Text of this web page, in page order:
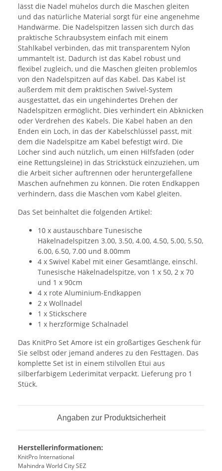
lässt die Nadel mühelos durch die Maschen gleiten
und das natürliche Material sorgt für eine angenehme
Handwärme. Die Nadelspitzen lassen sich durch das
praktische Schraubsystem einfach mit einem
Stahlkabel verbinden, das mit transparentem Nylon
ummantelt ist. Dadurch ist das Kabel robust und
flexibel zugleich, und die Maschen gleiten problemlos
von den Nadelspitzen auf das Kabel. Das Kabel ist
außerdem mit dem praktischen Swivel-System
ausgestattet, das ein ungehindertes Drehen der
Nadelspitzen ermöglicht. Dies verhindert ein Abknicken
oder Verdrehen des Kabels. Die Kabel haben an den
Enden ein Loch, in das der Kabelschlüssel passt, mit
dem die Nadelspitze am Kabel befestigt wird. Die
Löcher sind auch nützlich, um einen Hilfsfaden (oder
eine Rettungsleine) in das Strickstück einzuziehen, um
die Arbeit sicher auftrennen oder heruntergefallene
Maschen aufnehmen zu können. Die roten Endkappen
verhindern, dass die Maschen vom Kabel gleiten.
Das Set beinhaltet die folgenden Artikel:
10 x austauschbare Tunesische
Häkelnadelspitzen 3.00, 3.50, 4.00, 4.50, 5.00, 5.50,
6.00, 6.50, 7.00 und 8.00mm
4 x Swivel Kabel mit einer Gesamtlänge, einschl.
Tunesische Häkelnadelspitze, von 1 x 50, 2 x 70
und 1 x 90cm
4 x rote Aluminium-Endkappen
2 x Wollnadel
1 x Stickschere
1 x herzförmige Schalnadel
Das KnitPro Set Amore ist ein großartiges Geschenk für
Sie selbst oder jemand anderes zu den Festtagen. Das
komplette Set ist in einem stilvollen Etui aus
silberfarbigem Lederimitat verpackt. Lieferung pro 1
Stück.
Angaben zur Produktsicherheit
Herstellerinformationen:
KnitPro International
Mahindra World City SEZ